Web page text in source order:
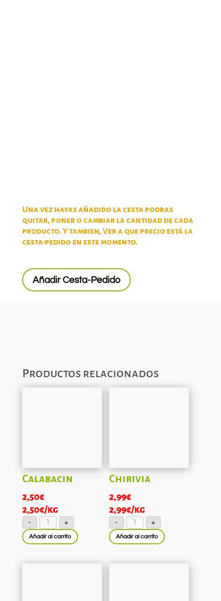
Una vez hayas añadido la cesta podras
quitar, poner o cambiar la cantidad de cada
producto. Y tambien, Ver a que precio está la
cesta-pedido en este momento.
Añadir Cesta-Pedido
Productos relacionados
Calabacin
2,50€
2,50€/kg
-
Calabacin
cantidad+
Añadir al carrito
Chirivia
2,99€
2,99€/kg
-
Chirivia
cantidad+
Añadir al carrito